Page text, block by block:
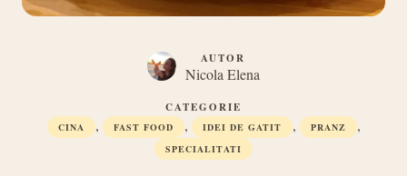
AUTOR
Nicola Elena
CATEGORIE
CINA , FAST FOOD , IDEI DE GATIT , PRANZ ,
SPECIALITATI